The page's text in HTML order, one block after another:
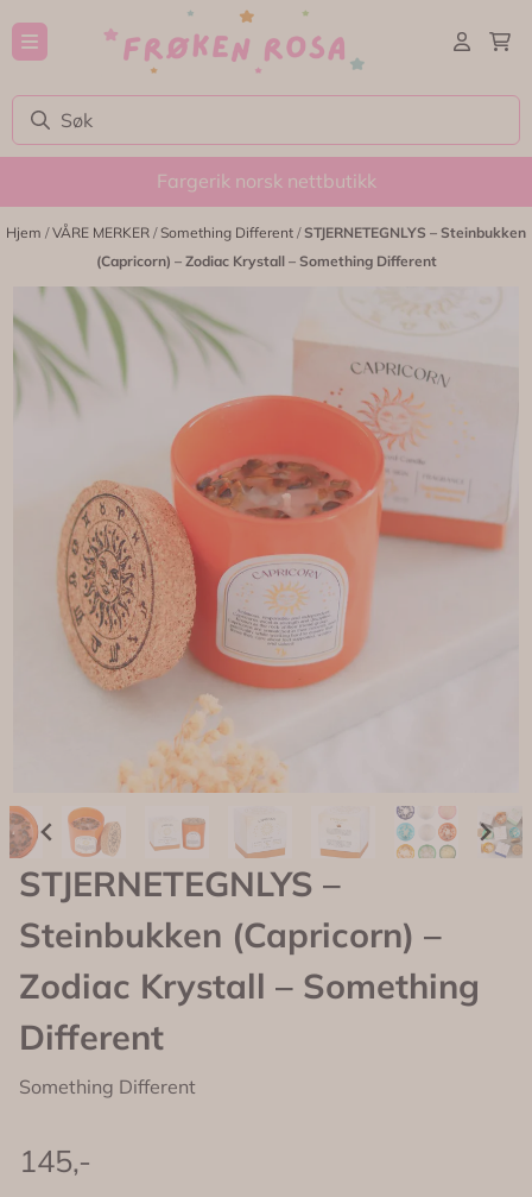
Hopp til innhold
Fargerik norsk nettbutikk
Hjem /VÅRE MERKER /Something Different /STJERNETEGNLYS – Steinbukken
(Capricorn) – Zodiac Krystall – Something Different
STJERNETEGNLYS –
Steinbukken (Capricorn) –
Zodiac Krystall – Something
Different
Something Different
145,-